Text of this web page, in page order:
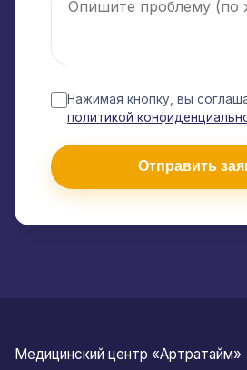
Нажимая кнопку, вы
политикой
Отправить
Медицинский центр «Артратайм»